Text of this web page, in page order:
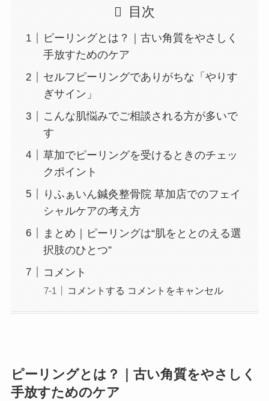
目次
ピーリングとは？｜古い角質をやさしく
手放すためのケア
セルフピーリングでありがちな「やりす
ぎサイン」
こんな肌悩みでご相談される方が多いで
す
草加でピーリングを受けるときのチェッ
クポイント
りふぁいん鍼灸整骨院 草加店でのフェイ
シャルケアの考え方
まとめ｜ピーリングは“肌をととのえる選
択肢のひとつ”
コメント
コメントする コメントをキャンセル
ピーリングとは？｜古い角質をやさしく
手放すためのケア